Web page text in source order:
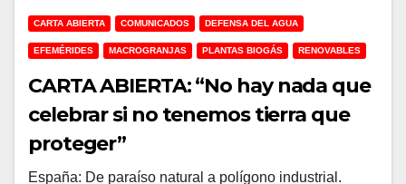
CARTA ABIERTA COMUNICADOS DEFENSA DEL AGUA
EFEMÉRIDES MACROGRANJAS PLANTAS BIOGÁS RENOVABLES
CARTA ABIERTA: “No hay nada que
celebrar si no tenemos tierra que
proteger”
España: De paraíso natural a polígono industrial.